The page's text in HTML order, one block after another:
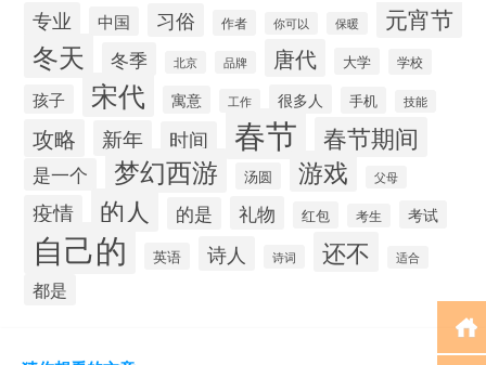
专业 中国 习俗 作者 你可以 保暖 元宵节
冬天 冬季 北京 品牌 唐代 大学 学校
孩子 宋代 寓意 工作 很多人 手机 技能
攻略 新年 时间 春节 春节期间
是一个 梦幻西游 汤圆 游戏 父母
疫情 的人 的是 礼物 红包 考生 考试
自己的 英语 诗人 诗词 还不 适合
都是